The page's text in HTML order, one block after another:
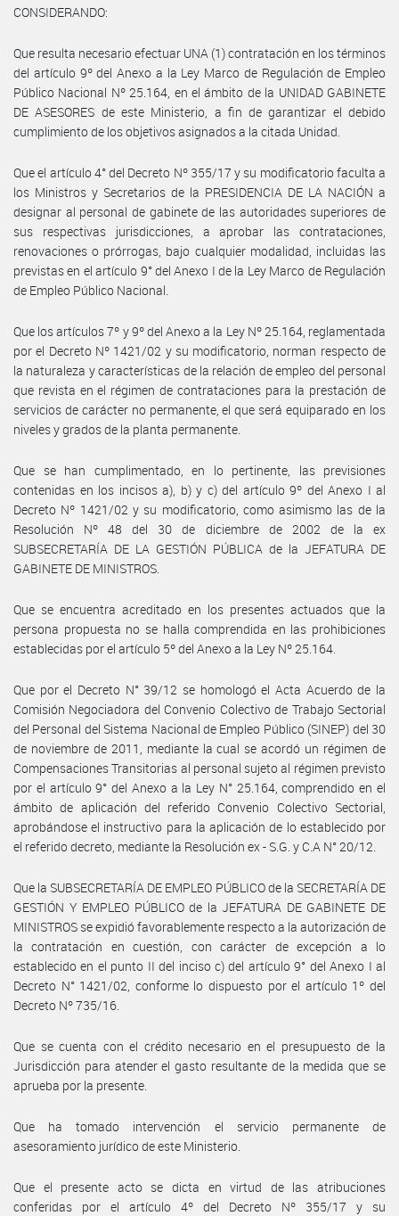
CONSIDERANDO:
Que resulta necesario efectuar UNA (1) contratación en los términos
del artículo 9º del Anexo a la Ley Marco de Regulación de Empleo
Público Nacional Nº 25.164, en el ámbito de la UNIDAD GABINETE
DE ASESORES de este Ministerio, a fin de garantizar el debido
cumplimiento de los objetivos asignados a la citada Unidad.
Que el artículo 4° del Decreto Nº 355/17 y su modificatorio faculta a
los Ministros y Secretarios de la PRESIDENCIA DE LA NACIÓN a
designar al personal de gabinete de las autoridades superiores de
sus respectivas jurisdicciones, a aprobar las contrataciones,
renovaciones o prórrogas, bajo cualquier modalidad, incluidas las
previstas en el artículo 9° del Anexo I de la Ley Marco de Regulación
de Empleo Público Nacional.
Que los artículos 7º y 9º del Anexo a la Ley Nº 25.164, reglamentada
por el Decreto Nº 1421/02 y su modificatorio, norman respecto de
la naturaleza y características de la relación de empleo del personal
que revista en el régimen de contrataciones para la prestación de
servicios de carácter no permanente, el que será equiparado en los
niveles y grados de la planta permanente.
Que se han cumplimentado, en lo pertinente, las previsiones
contenidas en los incisos a), b) y c) del artículo 9º del Anexo I al
Decreto Nº 1421/02 y su modificatorio, como asimismo las de la
Resolución Nº 48 del 30 de diciembre de 2002 de la ex
SUBSECRETARÍA DE LA GESTIÓN PÚBLICA de la JEFATURA DE
GABINETE DE MINISTROS.
Que se encuentra acreditado en los presentes actuados que la
persona propuesta no se halla comprendida en las prohibiciones
establecidas por el artículo 5º del Anexo a la Ley Nº 25.164.
Que por el Decreto N° 39/12 se homologó el Acta Acuerdo de la
Comisión Negociadora del Convenio Colectivo de Trabajo Sectorial
del Personal del Sistema Nacional de Empleo Público (SINEP) del 30
de noviembre de 2011, mediante la cual se acordó un régimen de
Compensaciones Transitorias al personal sujeto al régimen previsto
por el artículo 9° del Anexo a la Ley N° 25.164, comprendido en el
ámbito de aplicación del referido Convenio Colectivo Sectorial,
aprobándose el instructivo para la aplicación de lo establecido por
el referido decreto, mediante la Resolución ex - S.G. y C.A N° 20/12.
Que la SUBSECRETARÍA DE EMPLEO PÚBLICO de la SECRETARÍA DE
GESTIÓN Y EMPLEO PÚBLICO de la JEFATURA DE GABINETE DE
MINISTROS se expidió favorablemente respecto a la autorización de
la contratación en cuestión, con carácter de excepción a lo
establecido en el punto II del inciso c) del artículo 9° del Anexo I al
Decreto N° 1421/02, conforme lo dispuesto por el artículo 1º del
Decreto Nº 735/16.
Que se cuenta con el crédito necesario en el presupuesto de la
Jurisdicción para atender el gasto resultante de la medida que se
aprueba por la presente.
Que ha tomado intervención el servicio permanente de
asesoramiento jurídico de este Ministerio.
Que el presente acto se dicta en virtud de las atribuciones
conferidas por el artículo 4º del Decreto Nº 355/17 y su